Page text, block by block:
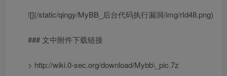
![](/static/qingy/MyBB_后台代码执行漏洞/img/rId48.png)
### 文中附件下载链接
> http://wiki.0-sec.org/download/Mybb\_pic.7z